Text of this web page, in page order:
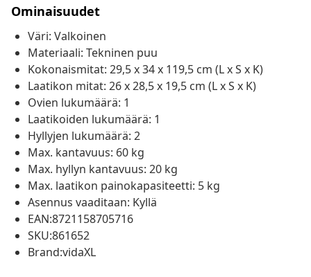
Ominaisuudet
Väri: Valkoinen
Materiaali: Tekninen puu
Kokonaismitat: 29,5 x 34 x 119,5 cm (L x S x K)
Laatikon mitat: 26 x 28,5 x 19,5 cm (L x S x K)
Ovien lukumäärä: 1
Laatikoiden lukumäärä: 1
Hyllyjen lukumäärä: 2
Max. kantavuus: 60 kg
Max. hyllyn kantavuus: 20 kg
Max. laatikon painokapasiteetti: 5 kg
Asennus vaaditaan: Kyllä
EAN:8721158705716
SKU:861652
Brand:vidaXL